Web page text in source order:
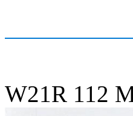
W21R 112